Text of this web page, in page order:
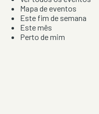
Mapa de eventos
Este fim de semana
Este mês
Perto de mim